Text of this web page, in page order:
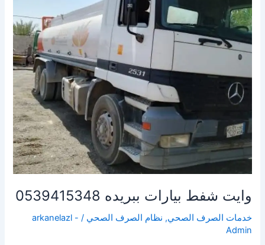
وايت شفط بيارات ببريده 0539415348
خدمات الصرف الصحي, نظام الصرف الصحي /
arkanelazl -
Admin
0539415348